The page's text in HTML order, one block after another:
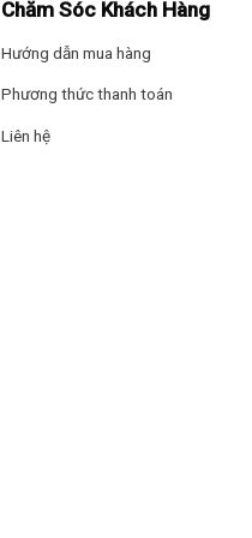
Chăm Sóc Khách Hàng
Hướng dẫn mua hàng
Phương thức thanh toán
Liên hệ